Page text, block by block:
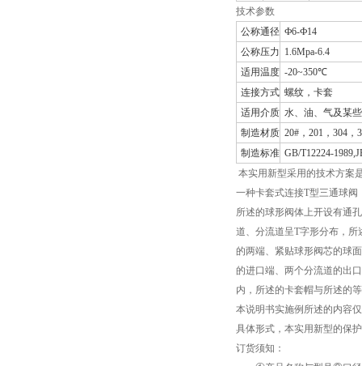
技术参数
公称通径 Ф6-Ф14
公称压力 1.6Mpa-6.4
适用温度 -20~350℃
连接方式 螺纹，卡套
适用介质 水、油、气及某
制造材质 20#，201，304，
制造标准 GB/T12224-
本实用新型采用的技术方案
一种卡套式连接T型三通球
所述的球形阀体上开设有通
道、分流道呈T字形分布，
的两端、紧贴球形阀芯的球
的进口端、两个分流道的出
内，所述的卡套帽与所述的
本说明书实施例所述的内容
具体形式，本实用新型的保
订货须知：